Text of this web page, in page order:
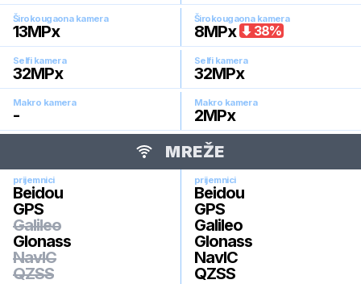
Širokougaona kamera
13MPx
Širokougaona kamera
8MPx 38%
Selfi kamera
32MPx
Selfi kamera
32MPx
Makro kamera
-
Makro kamera
2MPx
MREŽE
prijemnici
Beidou
GPS
Galileo
Glonass
NavIC
QZSS
prijemnici
Beidou
GPS
Galileo
Glonass
NavIC
QZSS